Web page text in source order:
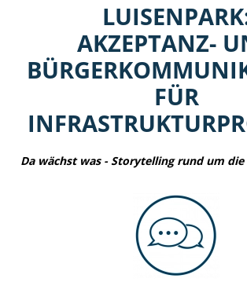
AKZEPTANZ-
FÜR
Da wächst was - Storytelling rund um